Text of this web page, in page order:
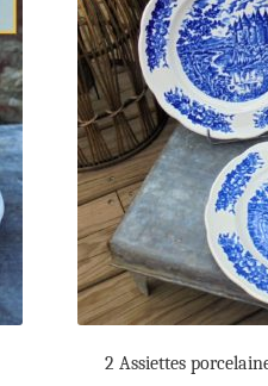
2 Assiettes